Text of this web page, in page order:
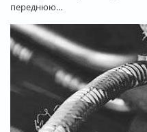
переднюю…